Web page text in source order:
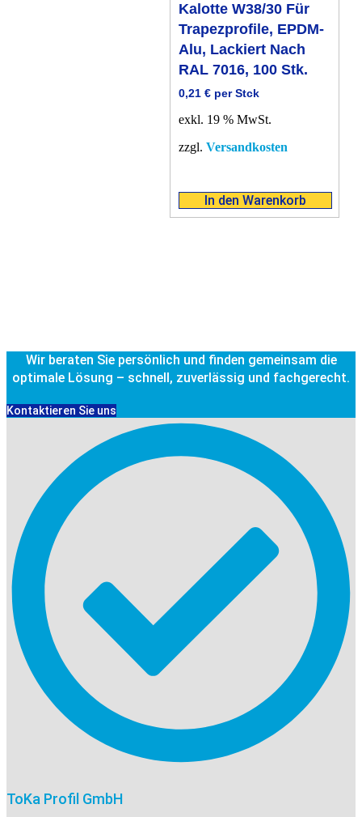
Kalotte W38/30 Für
Trapezprofile, EPDM-
Alu, Lackiert Nach
RAL 7016, 100 Stk.
0,21 € per Stck
exkl. 19 % MwSt.
zzgl. Versandkosten
In den Warenkorb
Wir beraten Sie persönlich und finden gemeinsam die
optimale Lösung – schnell, zuverlässig und fachgerecht.
Kontaktieren Sie uns
ToKa Profil GmbH